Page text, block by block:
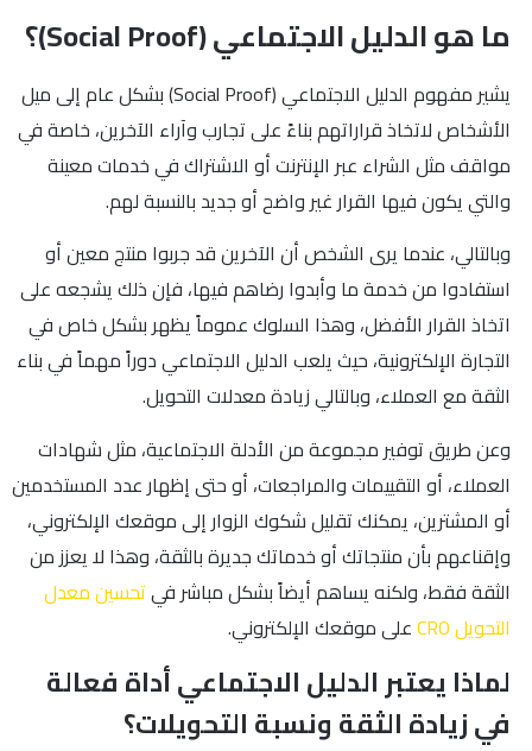
ما هو الدليل الاجتماعي (Social Proof)؟
يشير مفهوم الدليل الاجتماعي (Social Proof) بشكل عام إلى ميل
الأشخاص لاتخاذ قراراتهم بناءً على تجارب وآراء الآخرين، خاصة في
مواقف مثل الشراء عبر الإنترنت أو الاشتراك في خدمات معينة
والتي يكون فيها القرار غير واضح أو جديد بالنسبة لهم.
وبالتالي، عندما يرى الشخص أن الآخرين قد جربوا منتج معين أو
استفادوا من خدمة ما وأبدوا رضاهم فيها، فإن ذلك يشجعه على
اتخاذ القرار الأفضل، وهذا السلوك عموماً يظهر بشكل خاص في
التجارة الإلكترونية، حيث يلعب الدليل الاجتماعي دوراً مهماً في بناء
الثقة مع العملاء، وبالتالي زيادة معدلات التحويل.
وعن طريق توفير مجموعة من الأدلة الاجتماعية، مثل شهادات
العملاء، أو التقييمات والمراجعات، أو حتى إظهار عدد المستخدمين
أو المشترين، يمكنك تقليل شكوك الزوار إلى موقعك الإلكتروني،
وإقناعهم بأن منتجاتك أو خدماتك جديرة بالثقة، وهذا لا يعزز من
الثقة فقط، ولكنه يساهم أيضاً بشكل مباشر فيتحسين معدل
التحويل CRO
على موقعك الإلكتروني.
لماذا يعتبر الدليل الاجتماعي أداة فعالة
في زيادة الثقة ونسبة التحويلات؟